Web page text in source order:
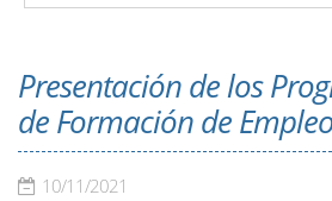
Presentación de los
de Formación de
10/11/2021